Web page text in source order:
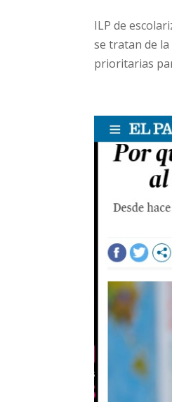
ILP de
se tratan de
prioritarias